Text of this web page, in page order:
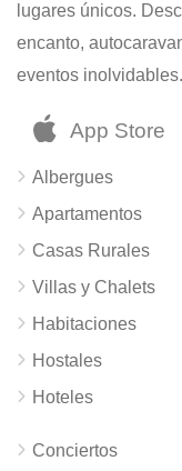
lugares únicos.
encanto,
eventos
Albergues
Apartamentos
Casas Rurales
Villas y Chalets
Habitaciones
Hostales
Hoteles
Conciertos